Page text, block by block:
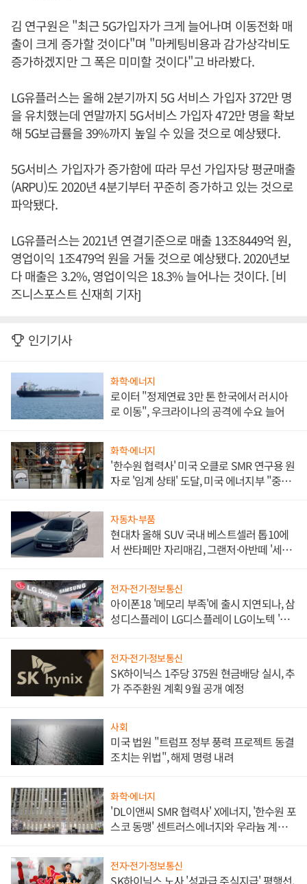
김 연구원은 "최근 5G가입자가 크게 늘어나며 이동전화 매
출이 크게 증가할 것이다"며 "마케팅비용과 감가상각비도
증가하겠지만 그 폭은 미미할 것이다"고 바라봤다.
LG유플러스는 올해 2분기까지 5G 서비스 가입자 372만 명
을 유치했는데 연말까지 5G서비스 가입자 472만 명을 확보
해 5G보급률을 39%까지 높일 수 있을 것으로 예상됐다.
5G서비스 가입자가 증가함에 따라 무선 가입자당 평균매출
(ARPU)도 2020년 4분기부터 꾸준히 증가하고 있는 것으로
파악됐다.
LG유플러스는 2021년 연결기준으로 매출 13조8449억 원,
영업이익 1조479억 원을 거둘 것으로 예상됐다. 2020년보
다 매출은 3.2%, 영업이익은 18.3% 늘어나는 것이다. [비
즈니스포스트 신재희 기자]
인기기사
화학·에너지
로이터 "정제연료 3만 톤 한국에서 러시아
로 이동", 우크라이나의 공격에 수요 늘어
화학·에너지
'한수원 협력사' 미국 오클로 SMR 연구용 원
자로 '임계 상태' 도달, 미국 에너지부 "중요
자동차·부품
현대차 올해 SUV 국내 베스트셀러 톱10에
서 싼타페만 자리매김, 그랜저·아반떼 '세단
전자·전기·정보통신
아이폰18 '메모리 부족'에 출시 지연되나, 삼
성디스플레이 LG디스플레이 LG이노텍 '탈
전자·전기·정보통신
SK하이닉스 1주당 375원 현금배당 실시, 추
가 주주환원 계획 9월 공개 예정
사회
미국 법원 "트럼프 정부 풍력 프로젝트 동결
조치는 위법", 해제 명령 내려
화학·에너지
'DL이앤씨 SMR 협력사' X에너지, '한수원 포
스코 동맹' 센트러스에너지와 우라늄 계약
전자·전기·정보통신
SK하이닉스 노사 '성과급 주식지급' 평행선,